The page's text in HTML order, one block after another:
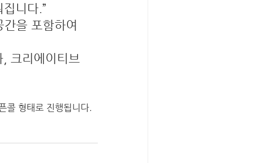
니다.”
을 포함하여
크리에이티브
콜 형태로 진행됩니다.